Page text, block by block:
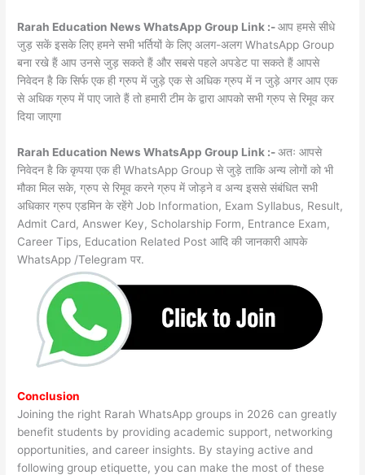
Rarah Education News WhatsApp Group Link :-आप हमसे सीधे
जुड़ सकें इसके लिए हमने सभी भर्तियों के लिए अलग-अलग WhatsApp Group
बना रखे हैं आप उनसे जुड़ सकते हैं और सबसे पहले अपडेट पा सकते हैं आपसे
निवेदन है कि सिर्फ एक ही ग्रुप में जुड़े एक से अधिक ग्रुप में न जुड़े अगर आप एक
से अधिक ग्रुप में पाए जाते हैं तो हमारी टीम के द्वारा आपको सभी ग्रुप से रिमूव कर
दिया जाएगा
Rarah Education News WhatsApp Group Link :-अतः आपसे
निवेदन है कि कृपया एक ही WhatsApp Group से जुड़े ताकि अन्य लोगों को भी
मौका मिल सके, ग्रुप से रिमूव करने ग्रुप में जोड़ने व अन्य इससे संबंधित सभी
अधिकार ग्रुप एडमिन के रहेंगे Job Information, Exam Syllabus, Result,
Admit Card, Answer Key, Scholarship Form, Entrance Exam,
Career Tips, Education Related Post आदि की जानकारी आपके
WhatsApp /Telegram पर.
Conclusion
Joining the right Rarah WhatsApp groups in 2026 can greatly
benefit students by providing academic support, networking
opportunities, and career insights. By staying active and
following group etiquette, you can make the most of these